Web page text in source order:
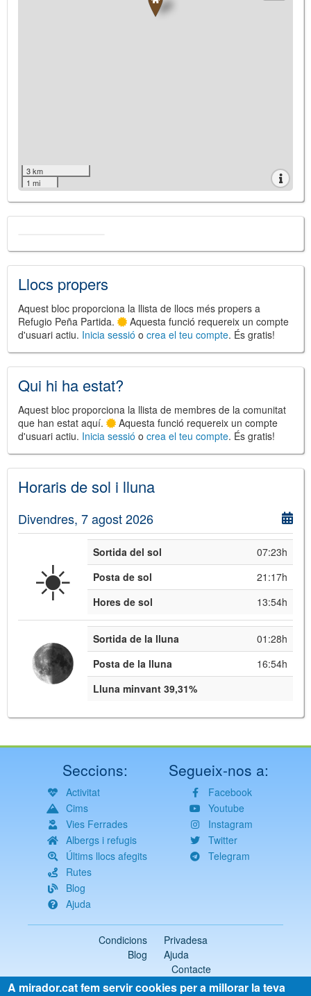
3 km
1 mi
©Leaflet
JS library for interactive maps
©OpenStreetMap
© Institut Cartogràfic i Geològic de
Catalunya
Llocs propers
Aquest bloc proporciona la llista de llocs més propers a
Refugio Peña Partida.
Aquesta funció requereix un compte
d'usuari actiu. Inicia sessió o crea el teu compte. És gratis!
Qui hi ha estat?
Aquest bloc proporciona la llista de membres de la comunitat
que han estat aquí.
Aquesta funció requereix un compte
d'usuari actiu. Inicia sessió o crea el teu compte. És gratis!
Horaris de sol i lluna
Divendres, 7 agost 2026
☀️ Sortida del sol
07:23h
Posta de sol
21:17h
Hores de sol
13:54h
Sortida de la lluna
01:28h
Posta de la lluna
16:54h
Lluna minvant 39,31%
Seccions:
Activitat
Cims
Vies Ferrades
Albergs i refugis
Últims llocs afegits
Rutes
Blog
Ajuda
Segueix-nos a:
Facebook
Youtube
Instagram
Twitter
Telegram
Condicions
Privadesa
Blog
Ajuda
Contacte
2018-2026 ©mirador.cat
A mirador.cat fem servir cookies per a millorar la teva